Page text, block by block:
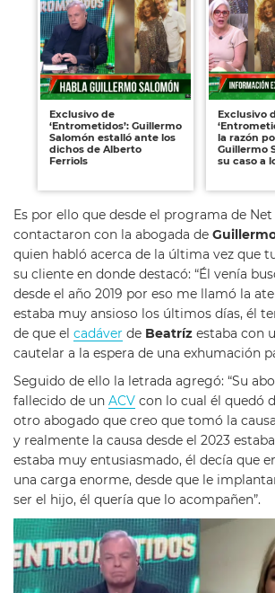
Exclusivo de
‘Entrometidos’: Guillermo
Salomón estalló ante los
dichos de Alberto
Ferriols
Exclusivo
la razón
Guillermo
su caso a
Es por ello que desde el programa de Net
contactaron con la abogada de
quien habló acerca de la última vez que
su cliente en donde destacó: “Él venía
desde el año 2019 por eso me llamó la
estaba muy ansioso los últimos días, él
de que el cadáver de Beatríz estaba con
cautelar a la espera de una exhumación
Seguido de ello la letrada agregó: “Su
fallecido de un ACV con lo cual él quedó
otro abogado que creo que tomó la
y realmente la causa desde el 2023
estaba muy entusiasmado, él decía que
una carga enorme, desde que le
ser el hijo, él quería que lo acompañen”.